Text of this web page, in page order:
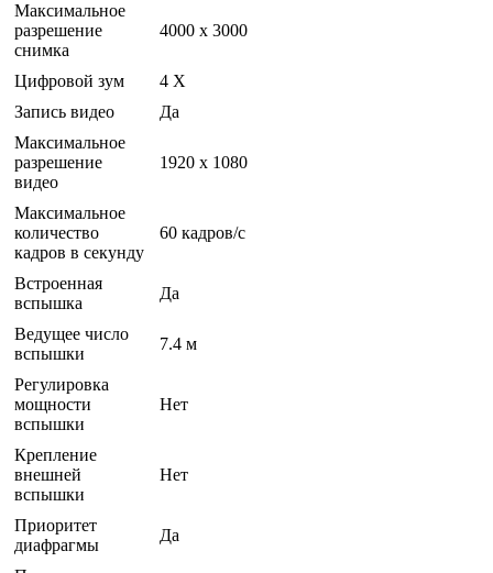
Максимальное
разрешение
снимка
4000 x 3000
Цифровой зум
4 Х
Запись видео
Да
Максимальное
разрешение
видео
1920 x 1080
Максимальное
количество
кадров в секунду
60 кадров/с
Встроенная
вспышка
Да
Ведущее число
вспышки
7.4 м
Регулировка
мощности
вспышки
Нет
Крепление
внешней
вспышки
Нет
Приоритет
диафрагмы
Да